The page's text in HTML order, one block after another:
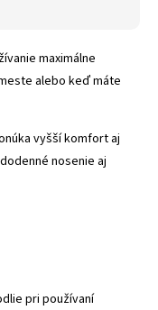
maximálne
alebo keď máte
vyšší komfort aj
nosenie aj
pri používaní